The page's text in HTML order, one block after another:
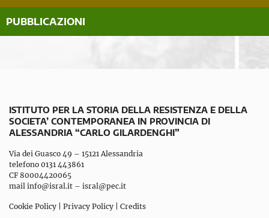
PUBBLICAZIONI
ISTITUTO PER LA STORIA DELLA RESISTENZA E DELLA
SOCIETA’ CONTEMPORANEA IN PROVINCIA DI
ALESSANDRIA “CARLO GILARDENGHI”
Via dei Guasco 49 – 15121 Alessandria
telefono 0131 443861
CF 80004420065
mail info@isral.it – isral@pec.it
Cookie Policy Privacy Policy Credits